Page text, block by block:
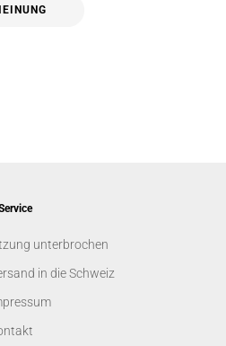
unterbrochen
in die Schweiz